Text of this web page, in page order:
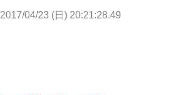
2017/04/23 (日) 20:21:28.49